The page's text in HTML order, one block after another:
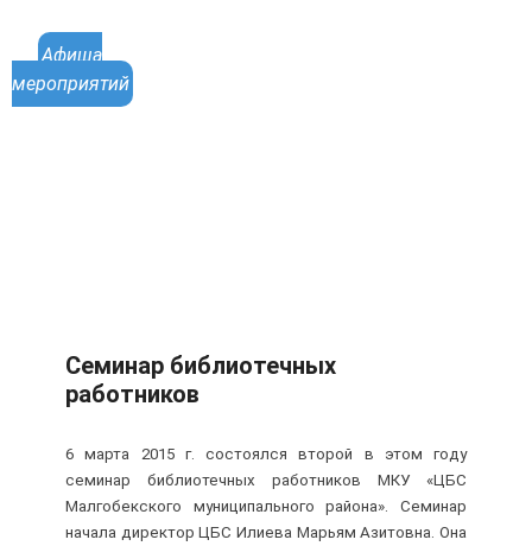
Афиша
мероприятий
Семинар библиотечных
работников
6 марта 2015 г. состоялся второй в этом году
семинар библиотечных работников МКУ «ЦБС
Малгобекского муниципального района». Семинар
начала директор ЦБС Илиева Марьям Азитовна. Она